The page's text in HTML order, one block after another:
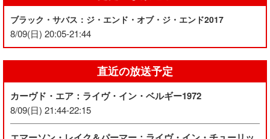
ブラック・サバス：ジ・エンド・オブ・ジ・エンド2017
8/09(日) 20:05-21:44
直近の放送予定
カーヴド・エア：ライヴ・イン・ベルギー1972
8/09(日) 21:44-22:15